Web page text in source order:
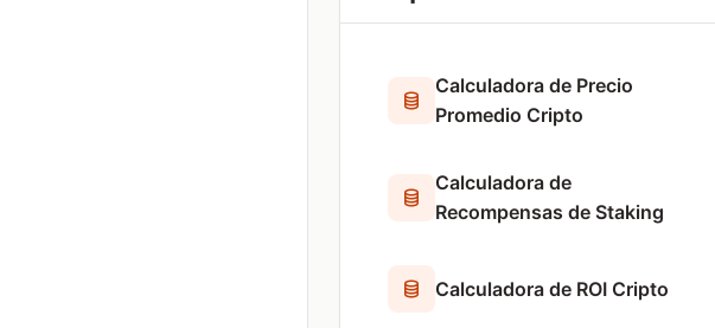
Calculadora de Precio
Promedio Cripto
Calculadora de
Recompensas de Staking
Calculadora de ROI Cripto